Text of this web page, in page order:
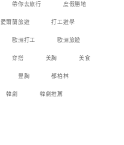
帶你去旅行 度假勝地
愛爾蘭旅遊 打工遊學
歐洲打工 歐洲旅遊
穿搭 美胸 美食
豐胸 都柏林
韓劇 韓劇推薦